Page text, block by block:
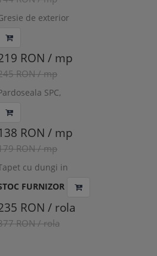
de exterior
Nera XT, 60x60x2 cm
RON / mp
RON / mp
SPC,
OAK SHERMAN,
0.55mm,
WINRGD-1198/0
RON / mp
RON / mp
cu dungi in
FURNIZOR
RON / rola
RON / rola